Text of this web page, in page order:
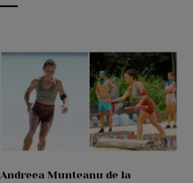
Andreea Munteanu de la